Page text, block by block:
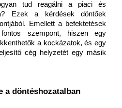
tud reagálni a piaci és
Ezek a kérdések döntőek
Emellett a befektetések
szempont, hiszen egy
a kockázatok, és egy
cég helyzetét egy másik
a döntéshozatalban